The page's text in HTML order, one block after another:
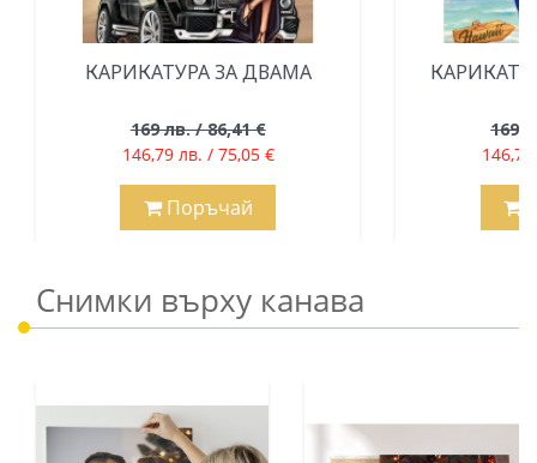
КАРИКАТУРА ЗА ДВАМА
169 лв. / 86,41 €
146,79 лв. / 75,05 €
Поръчай
169
Снимки върху канава